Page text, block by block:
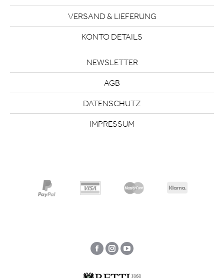
VERSAND & LIEFERUNG
KONTO DETAILS
NEWSLETTER
AGB
DATENSCHUTZ
IMPRESSUM
Facebook
InstagramYouTube